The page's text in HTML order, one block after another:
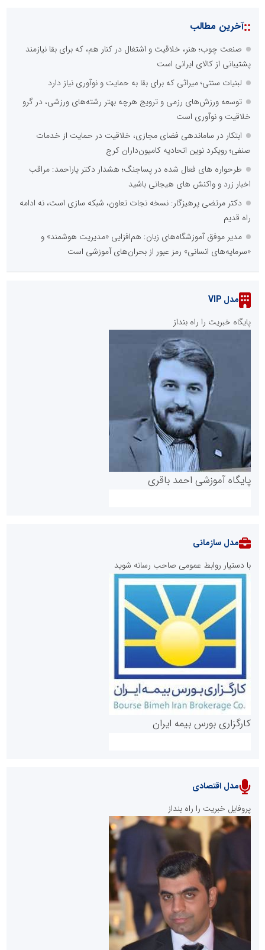
::آخرین مطالب
صنعت چوب؛ هنر، خلاقیت و اشتغال در کنار هم، که برای بقا نیازمند
پشتیبانی از کالای ایرانی است
لبنیات سنتی؛ میراثی که برای بقا به حمایت و نوآوری نیاز دارد
توسعه ورزش‌های رزمی و ترویج هرچه بهتر رشته‌های ورزشی، در گرو
خلاقیت و نوآوری است
ابتکار در ساماندهی فضای مجازی، خلاقیت در حمایت از خدمات
صنفی؛ رویکرد نوین اتحادیه کامیون‌داران کرج
طرحواره های فعال شده در پساجنگ؛ هشدار دکتر یاراحمد: مراقب
اخبار زرد و واکنش های هیجانی باشید
دکتر مرتضی پرهیزگار: نسخه نجات تعاون، شبکه سازی است، نه ادامه
راه قدیم
مدیر موفق آموزشگاه‌های زبان: هم‌افزایی «مدیریت هوشمند» و
«سرمایه‌های انسانی» رمز عبور از بحران‌های آموزشی است
مدل VIP
پایگاه خبریت را راه بنداز
پایگاه آموزشی احمد باقری
روابط عمومی خبرگزاری گزارش خبر
پایگاه خبری نهضت ملی مسکن
مدل سازمانی
با دستیار روابط عمومی صاحب رسانه شوید
کارگزاری بورس بیمه ایران
سازمان بورس و اوراق بهادار
مرجع اخبار موثق در بازارسرمایه
مدل اقتصادی
پروفایل خبریت را راه بنداز